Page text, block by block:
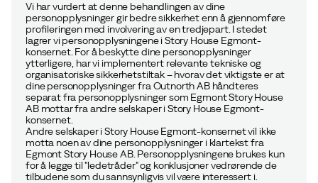
Vi har vurdert at denne behandlingen av dine
personopplysninger gir bedre sikkerhet enn å gjennomføre
profileringen med involvering av en tredjepart. I stedet
lagrer vi personopplysningene i Story House Egmont-
konsernet. For å beskytte dine personopplysninger
ytterligere, har vi implementert relevante tekniske og
organisatoriske sikkerhetstiltak – hvorav det viktigste er at
dine personopplysninger fra Outnorth AB håndteres
separat fra personopplysninger som Egmont Story House
AB mottar fra andre selskaper i Story House Egmont-
konsernet.
Andre selskaper i Story House Egmont-konsernet vil ikke
motta noen av dine personopplysninger i klartekst fra
Egmont Story House AB. Personopplysningene brukes kun
for å legge til "ledetråder" og konklusjoner vedrørende de
tilbudene som du sannsynligvis vil være interessert i.